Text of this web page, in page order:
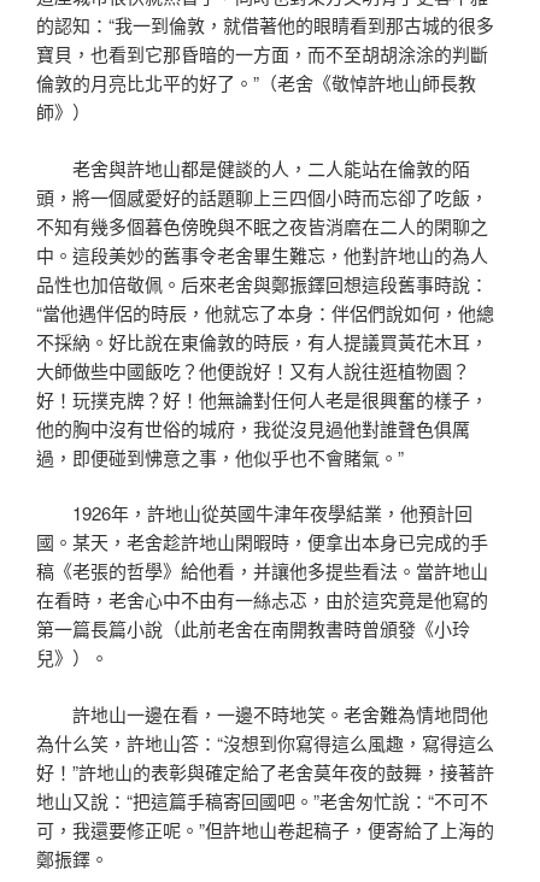
的認知：“我一到倫敦，就借著他的眼睛看到那古城的很多
寶貝，也看到它那昏暗的一方面，而不至胡胡涂涂的判斷
倫敦的月亮比北平的好了。”（老舍《敬悼許地山師長教
師》）
老舍與許地山都是健談的人，二人能站在倫敦的陌
頭，將一個感愛好的話題聊上三四個小時而忘卻了吃飯，
不知有幾多個暮色傍晚與不眠之夜皆消磨在二人的閑聊之
中。這段美妙的舊事令老舍畢生難忘，他對許地山的為人
品性也加倍敬佩。后來老舍與鄭振鐸回想這段舊事時說：
“當他遇伴侶的時辰，他就忘了本身：伴侶們說如何，他總
不採納。好比說在東倫敦的時辰，有人提議買黃花木耳，
大師做些中國飯吃？他便說好！又有人說往逛植物園？
好！玩撲克牌？好！他無論對任何人老是很興奮的樣子，
他的胸中沒有世俗的城府，我從沒見過他對誰聲色俱厲
過，即便碰到怫意之事，他似乎也不會賭氣。”
1926年，許地山從英國牛津年夜學結業，他預計回
國。某天，老舍趁許地山閑暇時，便拿出本身已完成的手
稿《老張的哲學》給他看，并讓他多提些看法。當許地山
在看時，老舍心中不由有一絲忐忑，由於這究竟是他寫的
第一篇長篇小說（此前老舍在南開教書時曾頒發《小玲
兒》）。
許地山一邊在看，一邊不時地笑。老舍難為情地問他
為什么笑，許地山答：“沒想到你寫得這么風趣，寫得這么
好！”許地山的表彰與確定給了老舍莫年夜的鼓舞，接著許
地山又說：“把這篇手稿寄回國吧。”老舍匆忙說：“不可不
可，我還要修正呢。”但許地山卷起稿子，便寄給了上海的
鄭振鐸。